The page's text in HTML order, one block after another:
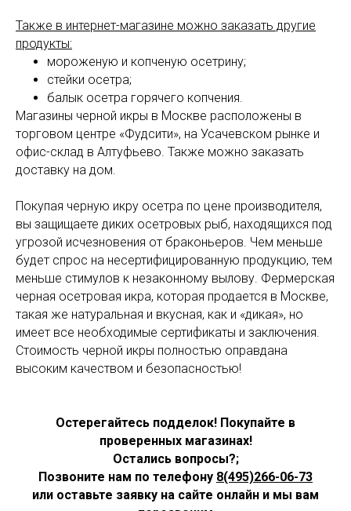
Также в интернет-магазине можно заказать другие
продукты:
мороженую и копченую осетрину;
стейки осетра;
балык осетра горячего копчения.
Магазины черной икры в Москве расположены в
торговом центре «Фудсити», на Усачевском рынке и
офис-склад в Алтуфьево. Также можно заказать
доставку на дом.
Покупая черную икру осетра по цене производителя,
вы защищаете диких осетровых рыб, находящихся под
угрозой исчезновения от браконьеров. Чем меньше
будет спрос на несертифицированную продукцию, тем
меньше стимулов к незаконному вылову. Фермерская
черная осетровая икра, которая продается в Москве,
такая же натуральная и вкусная, как и «дикая», но
имеет все необходимые сертификаты и заключения.
Стоимость черной икры полностью оправдана
высоким качеством и безопасностью!
Остерегайтесь подделок! Покупайте в
проверенных магазинах!
Остались вопросы?;
Позвоните нам по телефону 8(495)266-06-73
или оставьте заявку на сайте онлайн и мы вам